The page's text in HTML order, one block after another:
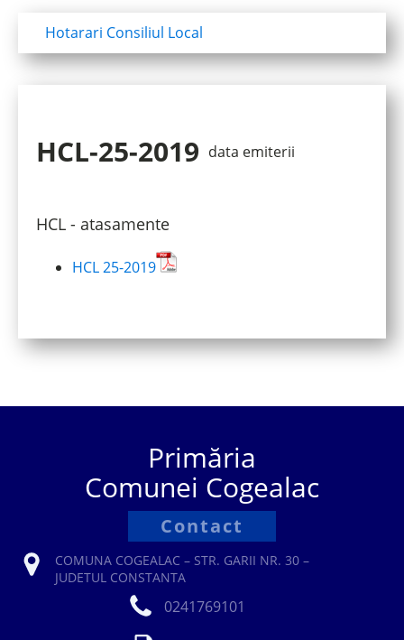
Hotarari Consiliul Local
HCL-25-2019 data emiterii
HCL - atasamente
HCL 25-2019
Primăria
Comunei Cogealac
Contact
COMUNA COGEALAC – STR. GARII NR. 30 –
JUDETUL CONSTANTA
0241769101